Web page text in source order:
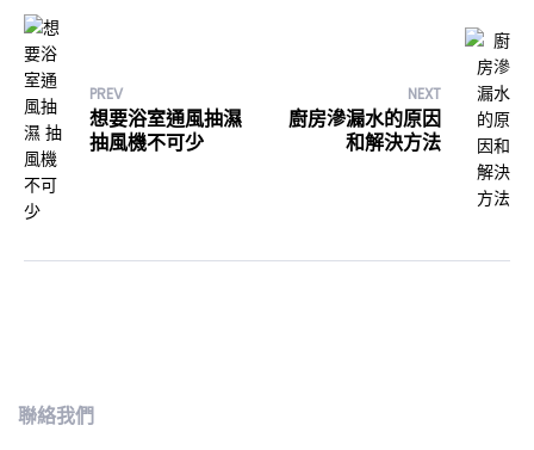
PREV
想要浴室通風抽濕
抽風機不可少
NEXT
廚房滲漏水的原因
和解決方法
聯絡我們